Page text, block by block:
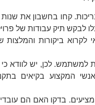
קחו בחשבון את שנות
לבקש תיק עבודות של
ביקורות והמלצות
למשתמש. לכן, יש לוודא
המקצוע בקיאים
בדקו האם הם